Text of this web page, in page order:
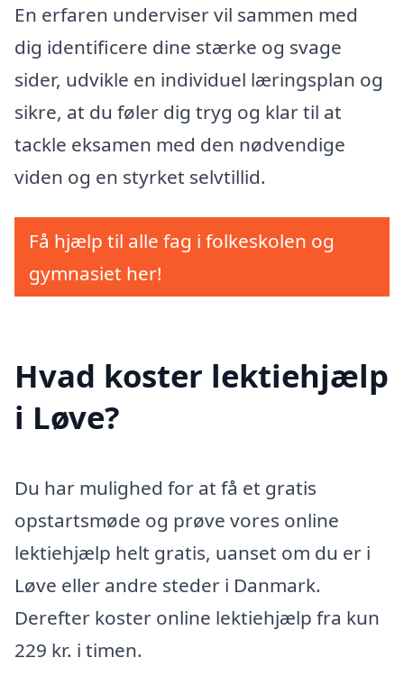
En erfaren underviser vil sammen med
dig identificere dine stærke og svage
sider, udvikle en individuel læringsplan og
sikre, at du føler dig tryg og klar til at
tackle eksamen med den nødvendige
viden og en styrket selvtillid.
Få hjælp til alle fag i folkeskolen og
gymnasiet her!
Hvad koster lektiehjælp
i Løve?
Du har mulighed for at få et gratis
opstartsmøde og prøve vores online
lektiehjælp helt gratis, uanset om du er i
Løve eller andre steder i Danmark.
Derefter koster online lektiehjælp fra kun
229 kr. i timen.